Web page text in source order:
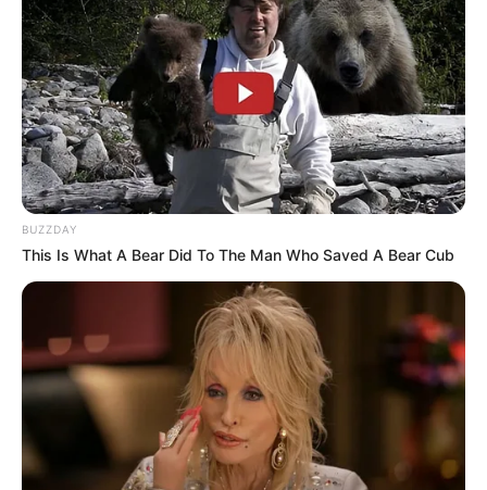
BUZZDAY
This Is What A Bear Did To The Man Who Saved A Bear Cub